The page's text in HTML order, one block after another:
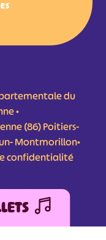
du
•
(86) Poitiers-
Montmorillon•
confidentialité